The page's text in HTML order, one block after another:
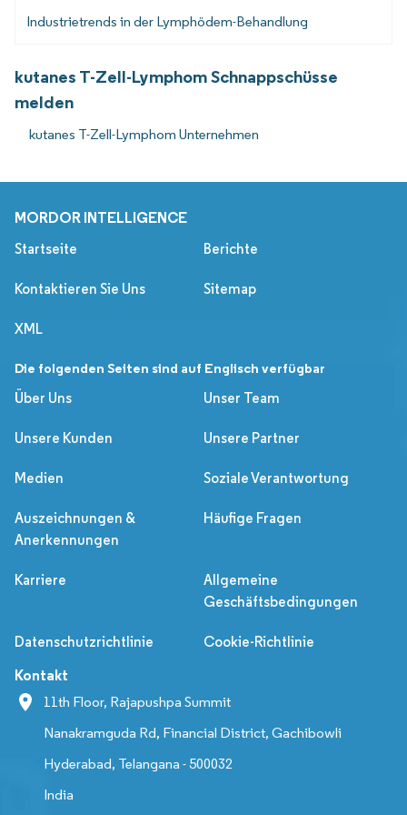
Industrietrends in der Lymphödem-Behandlung
kutanes T-Zell-Lymphom Schnappschüsse
melden
kutanes T-Zell-Lymphom Unternehmen
MORDOR INTELLIGENCE
Startseite Berichte
Kontaktieren Sie Uns Sitemap
XML
Die folgenden Seiten sind auf Englisch verfügbar
Über Uns
Unser Team
Unsere Kunden Unsere Partner
Medien Soziale Verantwortung
Auszeichnungen &
Anerkennungen
Häufige Fragen
Karriere
Allgemeine
Geschäftsbedingungen
Datenschutzrichtlinie Cookie-Richtlinie
Kontakt
11th Floor, Rajapushpa Summit
Nanakramguda Rd, Financial District, Gachibowli
Hyderabad, Telangana - 500032
India